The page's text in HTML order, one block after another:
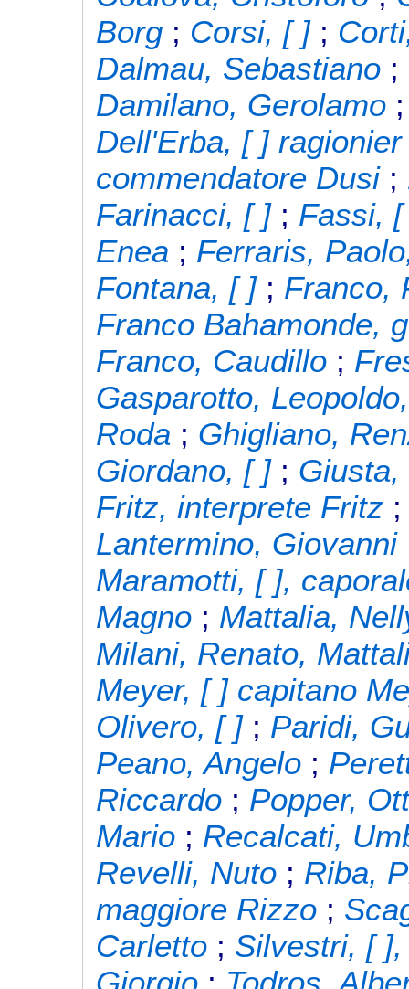
Borg ; Corsi, [ ];
Dalmau, Sebastiano ;
Damilano, Gerolamo
Dell'Erba, [ ]
commendatore Dusi;
Farinacci, [ ]; Fassi,
Enea ; Ferraris,
Fontana, [ ]; Franco,
Franco Bahamonde,
Franco, Caudillo ;
Gasparotto,
Roda ; Ghigliano,
Giordano, [ ];
Fritz, interprete Fritz
Lantermino, Giovanni
Maramotti, [ ],
Magno ; Mattalia,
Milani, Renato,
Meyer, [ ] capitano
Olivero, [ ]; Paridi,
Peano, Angelo ;
Riccardo ; Popper,
Mario ; Recalcati,
Revelli, Nuto ; Riba,
maggiore Rizzo ;
Carletto ; Silvestri, [